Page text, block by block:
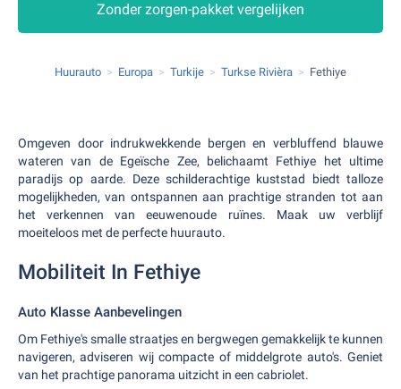
Zonder zorgen-pakket vergelijken
Huurauto Europa Turkije Turkse Rivièra Fethiye
Omgeven door indrukwekkende bergen en verbluffend blauwe
wateren van de Egeïsche Zee, belichaamt Fethiye het ultime
paradijs op aarde. Deze schilderachtige kuststad biedt talloze
mogelijkheden, van ontspannen aan prachtige stranden tot aan
het verkennen van eeuwenoude ruïnes. Maak uw verblijf
moeiteloos met de perfecte huurauto.
Mobiliteit In Fethiye
Auto Klasse Aanbevelingen
Om Fethiye's smalle straatjes en bergwegen gemakkelijk te kunnen
navigeren, adviseren wij compacte of middelgrote auto's. Geniet
van het prachtige panorama uitzicht in een cabriolet.